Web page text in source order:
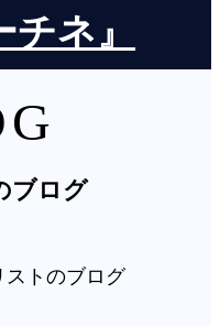
ネ』
ブログ
ストのブログ